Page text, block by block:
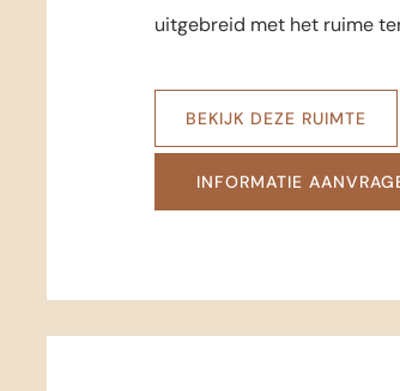
uitgebreid met het ruime
BEKIJK DEZE RUIMTE
INFORMATIE